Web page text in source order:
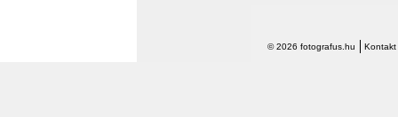
© 2026 fotografus.hu Kontakt